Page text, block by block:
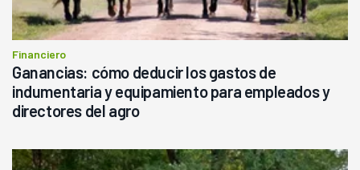
Financiero
Ganancias: cómo deducir los gastos de
indumentaria y equipamiento para empleados y
directores del agro